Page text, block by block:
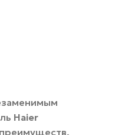
Haier